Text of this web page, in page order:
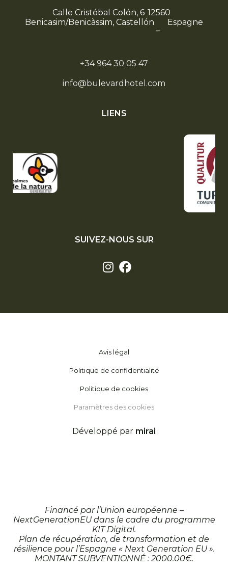
Calle Cristóbal Colón, 6 12560
Benicasim/Benicàssim, Castellón
–
Espagne
+34 964 30 05 47
info@bulevardhotel.com
LIENS
SUIVEZ-NOUS SUR
Avis légal
Politique de confidentialité
Politique de cookies
Paramètres des cookies
Développé par mirai
Financé par l’Union européenne –
NextGenerationEU dans le cadre du programme
KIT Digital.
Plan de récupération, de transformation et de
résilience pour l’Espagne « Next Generation EU ».
MONTANT SUBVENTIONNÉ : 2000.00€.